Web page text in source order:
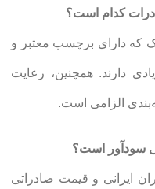
که دارای برچسب معتبر و
دارند. همچنین، رعایت
الزامی است.
ایرانی و قیمت صادراتی